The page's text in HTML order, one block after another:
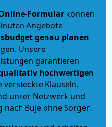
Formular können
Angebote
genau planen,
Unsere
garantieren
hochwertigen
versteckte Klauseln.
unser Netzwerk und
nach Buje ohne Sorgen.